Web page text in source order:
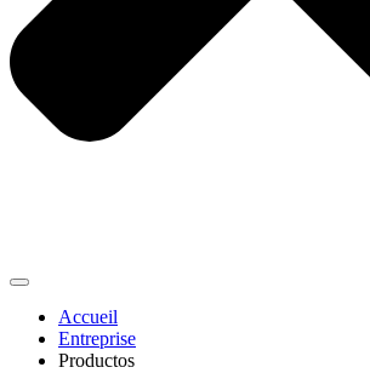
Accueil
Entreprise
Productos